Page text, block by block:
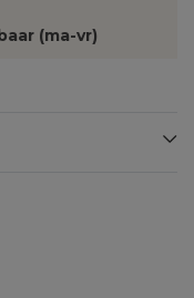
(ma-vr)